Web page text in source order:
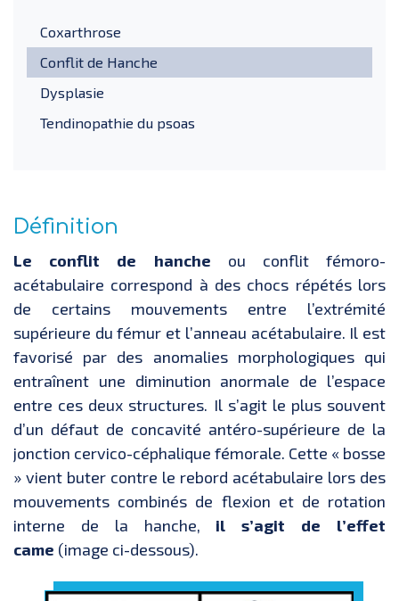
Coxarthrose
Conflit de Hanche
Dysplasie
Tendinopathie du psoas
Définition
Le conflit de hanche ou conflit fémoro-
acétabulaire correspond à des chocs répétés lors
de certains mouvements entre l’extrémité
supérieure du fémur et l’anneau acétabulaire. Il est
favorisé par des anomalies morphologiques qui
entraînent une diminution anormale de l’espace
entre ces deux structures. Il s’agit le plus souvent
d’un défaut de concavité antéro-supérieure de la
jonction cervico-céphalique fémorale. Cette « bosse
» vient buter contre le rebord acétabulaire lors des
mouvements combinés de flexion et de rotation
interne de la hanche, il s’agit de l’effet
came (image ci-dessous).